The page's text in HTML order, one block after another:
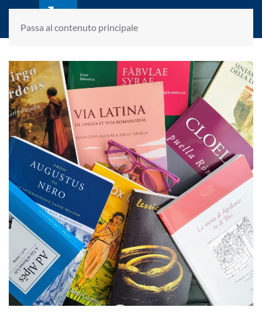
Passa al contenuto principale
laletteraturaenoi.it
fondato da Romano Luperini